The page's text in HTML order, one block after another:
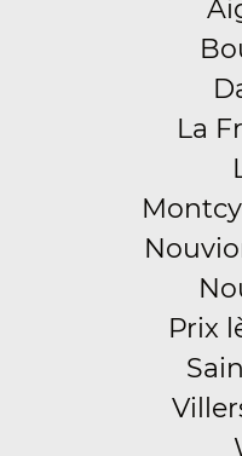
La
Prix